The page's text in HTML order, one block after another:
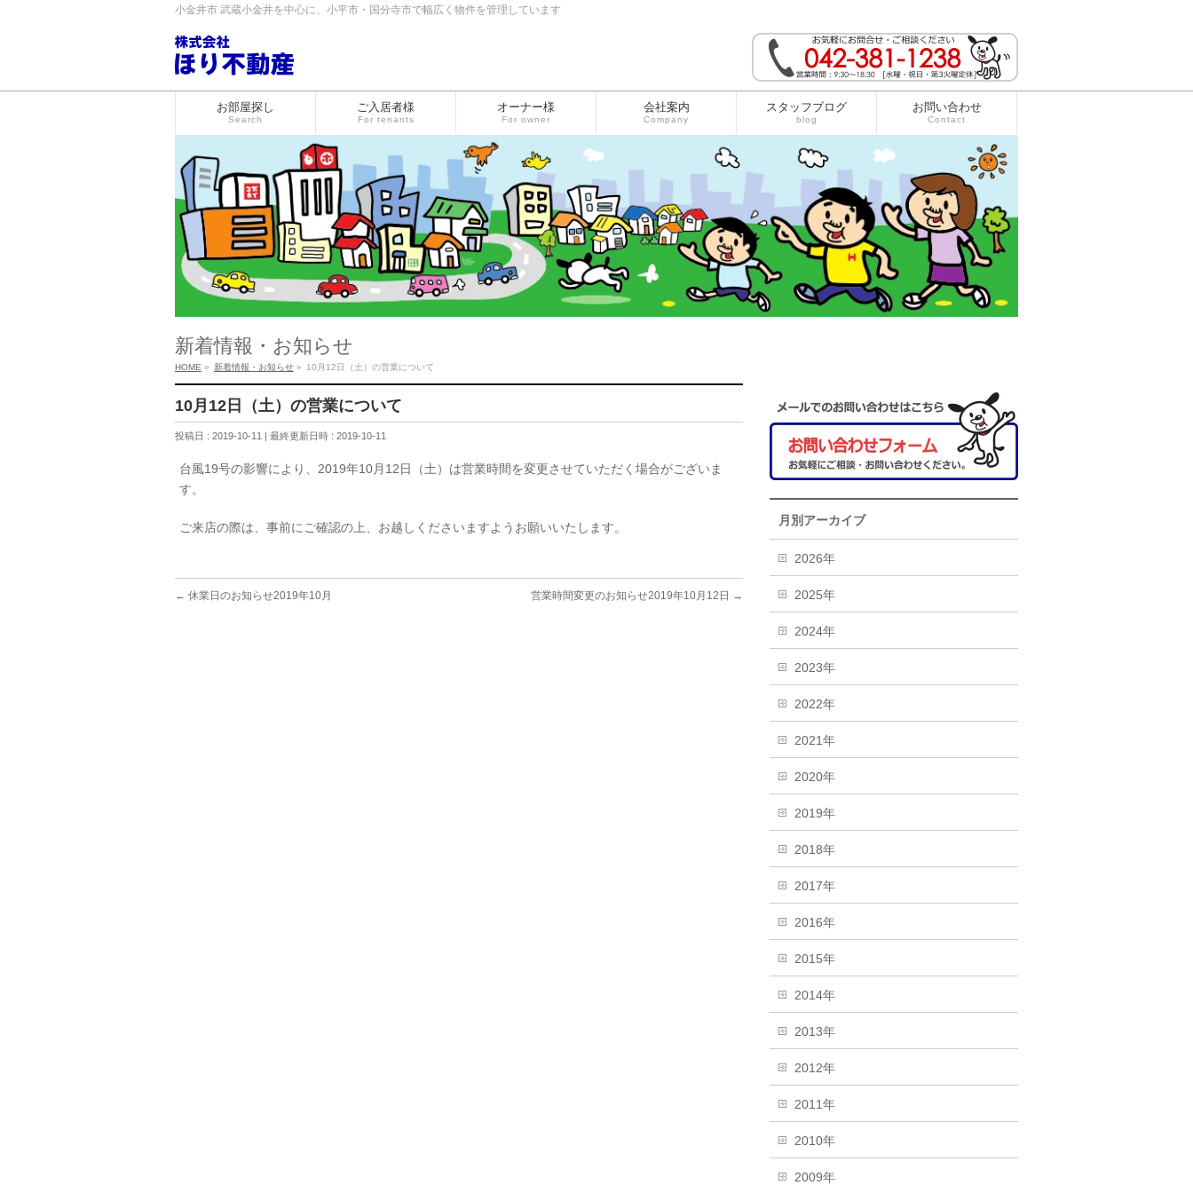
小金井市 武蔵小金井を中心に、小平市・国分寺市で幅広く物件を管理しています
お部屋探し
Search
ご入居者様
For tenants
オーナー様
For owner
会社案内
Company
スタッフブログ
blog
お問い合わせ
Contact
新着情報・お知らせ
HOME » 新着情報・お知らせ » 10月12日（土）の営業について
10月12日（土）の営業について
投稿日 : 2019-10-11 最終更新日時 : 2019-10-11
台風19号の影響により、2019年10月12日（土）は営業時間を変更させていただく場合がございま
す。
ご来店の際は、事前にご確認の上、お越しくださいますようお願いいたします。
← 休業日のお知らせ2019年10月 営業時間変更のお知らせ2019年10月12日 →
月別アーカイブ
2026年
2025年
2024年
2023年
2022年
2021年
2020年
2019年
2018年
2017年
2016年
2015年
2014年
2013年
2012年
2011年
2010年
2009年